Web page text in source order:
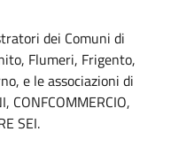
dei Comuni di
Flumeri, Frigento,
e le associazioni di
CONFCOMMERCIO,
SEI.